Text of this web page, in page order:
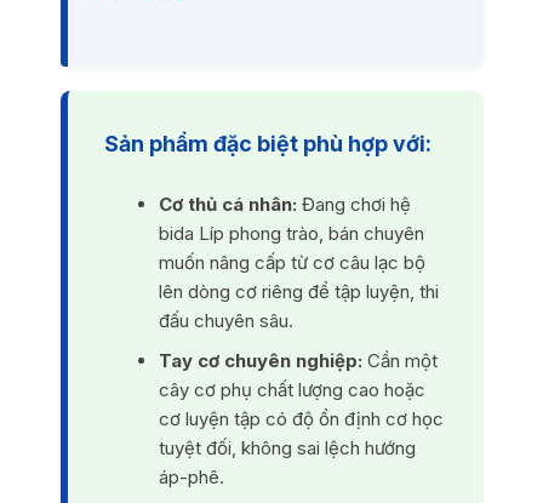
Sản phẩm đặc biệt phù hợp với:
Cơ thủ cá nhân: Đang chơi hệ
bida Líp phong trào, bán chuyên
muốn nâng cấp từ cơ câu lạc bộ
lên dòng cơ riêng để tập luyện, thi
đấu chuyên sâu.
Tay cơ chuyên nghiệp: Cần một
cây cơ phụ chất lượng cao hoặc
cơ luyện tập có độ ổn định cơ học
tuyệt đối, không sai lệch hướng
áp-phê.